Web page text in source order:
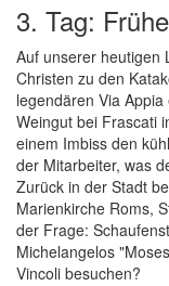
3. Tag:
Auf unserer heutigen
Christen zu den
legendären Via
Weingut bei Frascati
einem Imbiss den
der Mitarbeiter, was
Zurück in der Stadt
Marienkirche Roms,
der Frage:
Michelangelos
Vincoli besuchen?